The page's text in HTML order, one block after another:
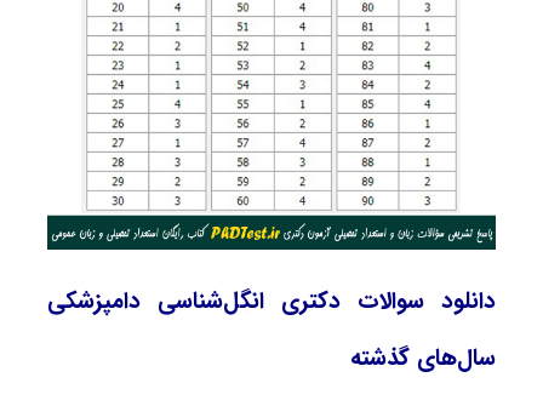
دانلود سوالات دکتری انگل‌شناسی دامپزشکی
سال‌های گذشته